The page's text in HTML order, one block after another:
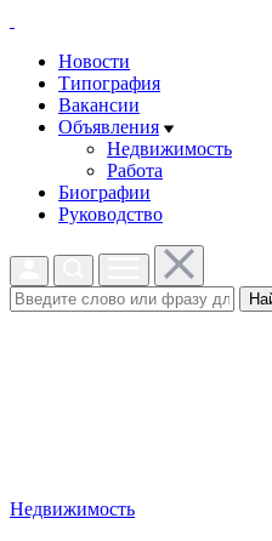
Новости
Типография
Вакансии
Объявления
Недвижимость
Работа
Биографии
Руководство
Недвижимость